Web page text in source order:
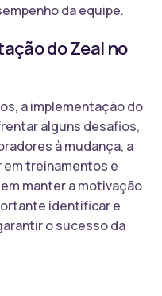
da equipe.
do Zeal no
a implementação do
alguns desafios,
à mudança, a
treinamentos e
manter a motivação
identificar e
o sucesso da